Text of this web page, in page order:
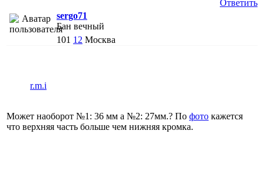
Ответить
sergo71
Бан вечный
101 12 Москва
r.m.i
Может наоборот №1: 36 мм а №2: 27мм.? По фото кажется
что верхняя часть больше чем нижняя кромка.